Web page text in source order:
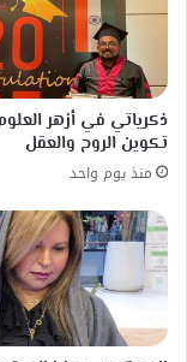
ذكرياتي في أزهر
تكوين الروح والعقل
منذ يوم واحد